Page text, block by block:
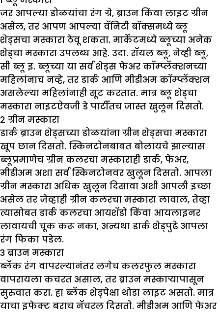
जर आपल्या डोळयांचा रंग ग्रे, ब्राउन किंवा लाइट ग्रीन
असेल, तर आपण आपल्या वॅनिटी बॉक्समध्ये ब्लू
शेड्सचा मस्कारा ठेवू शकता. मार्केटमध्ये ब्लूच्या अनेक
शेड्चा मस्कारा उपलब्ध आहे. उदा. रॉयल ब्लू, नेव्ही ब्लू,
सी ब्लू इ. ब्लूच्या या सर्व शेड्स फेअर कॉम्प्लॅक्शनच्या
महिलांनाच नव्हे, तर डार्क आणि मीडीअम कॉम्प्लॅक्शन
असलेल्या महिलांनाही सूट करतात. मात्र ब्लू शेड्चा
मस्कारा नाइटऐवजी डे पार्टीतच जास्त खुलून दिसतो.
2 ग्रीन मस्कारा
डार्क ब्राउन शेड्सच्या डोळयांना ग्रीन शेड्सचा मस्कारा
खूप छान दिसतो. स्किनटोनबाबत बोलायचे झाल्यास
ब्लूप्रमाणेच ग्रीन कलरचा मस्काराही डार्क, फेअर,
मीडीअम अशा सर्व स्किनटोनवर खुलून दिसतो. आपला
ग्रीन मस्कारा अधिक खुलून दिसावा अशी आपली इच्छा
असेल तर जेव्हाही ग्रीन कलरचा मस्कारा लावाल, तेव्हा
त्यासोबत डार्क कलरचा आयशॅडो किंवा आयलाइनर
लावायची चूक करू नका, अन्यथा डार्क शेड्पुढे आपला
रंग फिका पडेल.
3 ब्राउन मस्कारा
ब्लॅक रंग वापरल्यानंतर लगेच कलरफुल मस्कारा
वापरायला कचरत असाल, तर ब्राउन मस्काऱ्यापासून
सुरुवात करा. हा ब्लॅक शेड्पेक्षा थोडा लाइट असतो. मात्र
याचा इफेक्ट बराच नॅचरल दिसतो. मीडीअम आणि फेअर